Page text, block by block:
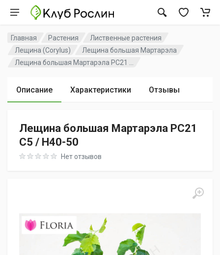
Главная Растения
Лиственные растения
Лещина (Corylus)
Лещина большая Мартарэла
Лещина большая Мартарэла PC21 ...
Описание Характеристики Отзывы
Лещина большая Мартарэла PC21
C5 / H40-50
Rating: 0 out of 5Нет отзывов